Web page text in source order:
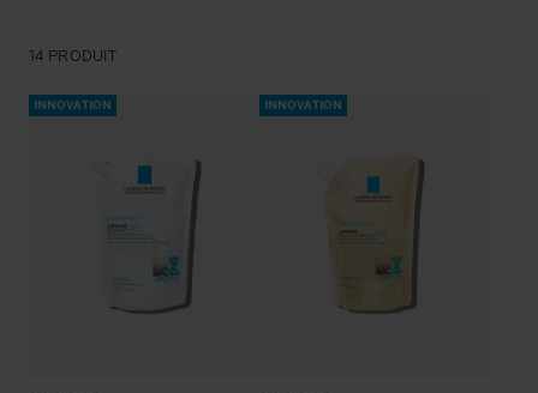
14 PRODUIT
INNOVATION INNOVATION